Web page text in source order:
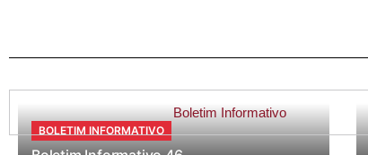
Boletim Informativo
BOLETIM INFORMATIVO